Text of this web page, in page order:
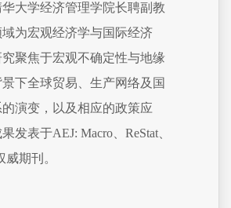
大学经济管理学院长聘副教
为宏观经济学与国际经济
聚焦于宏观不确定性与地缘
下全球贸易、生产网络及国
演变，以及相应的政策应
发表于AEJ: Macro、ReStat、
威期刊。